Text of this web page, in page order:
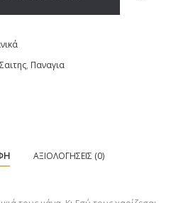
, Παναγια
ΑΞΙΟΛΟΓΉΣΕΙΣ (0)